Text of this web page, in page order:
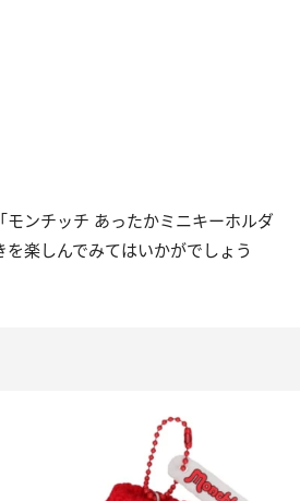
モンチッチ あったかミニキーホルダ
楽しんでみてはいかがでしょう